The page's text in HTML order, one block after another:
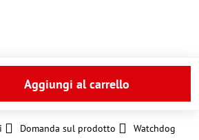
Aggiungi al carrello
Domanda sul prodotto
Watchdog